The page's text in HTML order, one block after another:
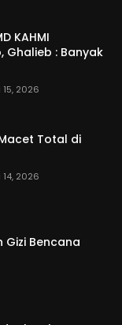
KAHMI
: Banyak
15, 2026
Total di
14, 2026
Gizi Bencana